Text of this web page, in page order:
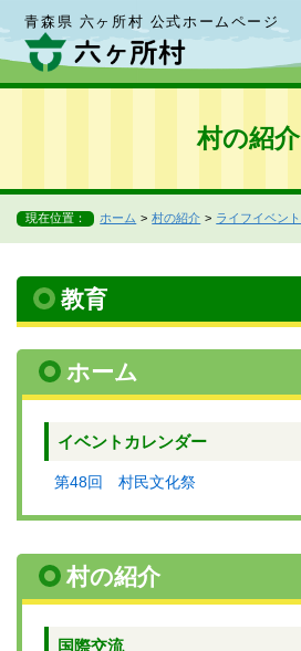
青森県 六ヶ所村 公式ホームページ
村の紹介
現在位置： ホーム 村の紹介 ライフイベント
教育
ホーム
イベントカレンダー
第48回 村民文化祭
村の紹介
国際交流